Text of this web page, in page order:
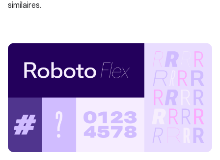
similaires.